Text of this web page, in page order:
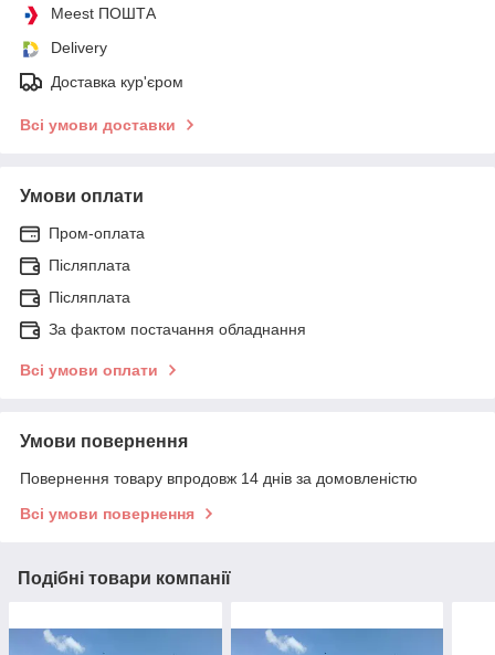
Meest ПОШТА
Delivery
Доставка кур'єром
Всі умови доставки
Умови оплати
Пром-оплата
Післяплата
Післяплата
За фактом постачання обладнання
Всі умови оплати
Умови повернення
Повернення товару впродовж 14 днів за домовленістю
Всі умови повернення
Подібні товари компанії